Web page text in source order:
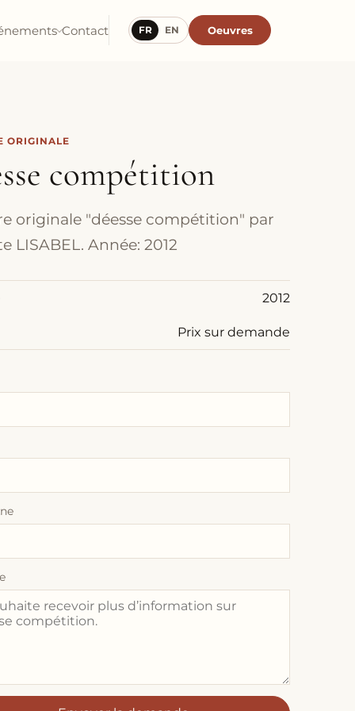
Contact FR EN Oeuvres
ORIGINALE
compétition
originale "déesse compétition" par
LISABEL. Année: 2012
2012
Prix sur demande